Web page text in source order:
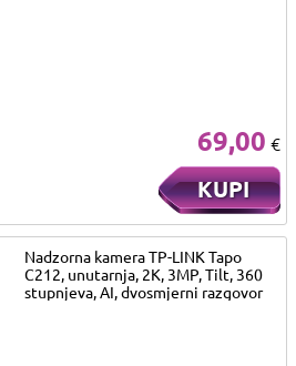
69,00 €
KUPI
Nadzorna kamera TP-LINK Tapo
C212, unutarnja, 2K, 3MP, Tilt, 360
stupnjeva, AI, dvosmjerni razgovor